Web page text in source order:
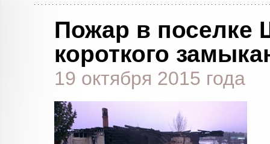
Пожар в поселке
короткого
19 октября 2015 года